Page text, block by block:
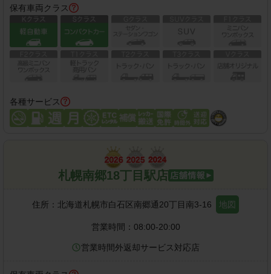
保有車両クラス
各種サービス
札幌南郷18丁目駅店
住所： 北海道札幌市白石区南郷通20丁目南3-16 地図
営業時間： 08:00-20:00
営業時間外返却サービス対応店